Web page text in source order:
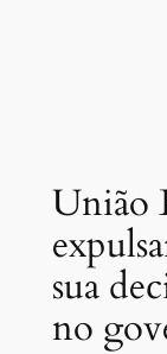
União
sua
no